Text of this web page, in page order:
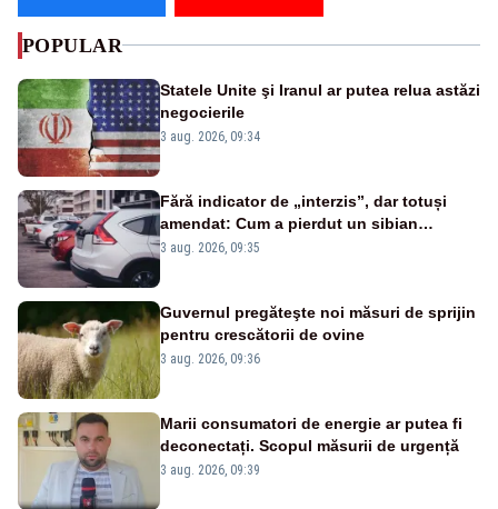
POPULAR
Statele Unite şi Iranul ar putea relua astăzi
negocierile
3 aug. 2026, 09:34
Fără indicator de „interzis”, dar totuși
amendat: Cum a pierdut un sibian
procesul pentru o parcare în centrul
3 aug. 2026, 09:35
Guvernul pregăteşte noi măsuri de sprijin
pentru crescătorii de ovine
3 aug. 2026, 09:36
Marii consumatori de energie ar putea fi
deconectați. Scopul măsurii de urgență
3 aug. 2026, 09:39